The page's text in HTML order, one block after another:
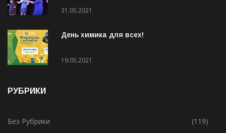
31.05.2021
День химика для всех!
19.05.2021
РУБРИКИ
Без Рубрики
(119)